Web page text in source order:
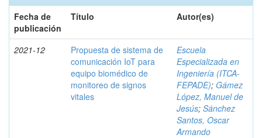
Fecha de
publicación
Título Autor(es)
2021-12
Propuesta de sistema de
comunicación IoT para
equipo biomédico de
monitoreo de signos
vitales
Escuela
Especializada en
Ingeniería (ITCA-
FEPADE); Gámez
López, Manuel de
Jesús; Sánchez
Santos, Oscar
Armando